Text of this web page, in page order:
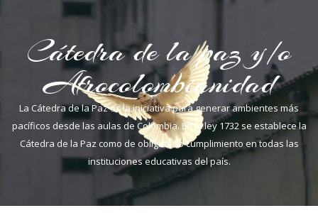
Cátedra de la paz y/o
Afrocolombianidad
La Cátedra de la Paz es la iniciativa para generar ambientes más
pacíficos desde las aulas de Colombia. En la ley 1732 se establece la
Cátedra de la Paz como de obligatorio cumplimiento en todas las
instituciones educativas del país.